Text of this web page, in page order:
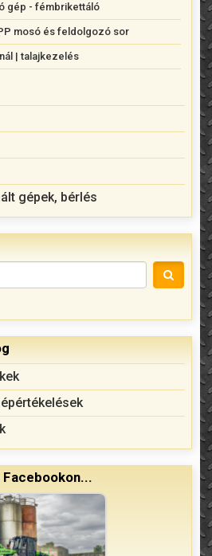
gép - fémbrikettáló
mosó és feldolgozó sor
| talajkezelés
gépek, bérlés